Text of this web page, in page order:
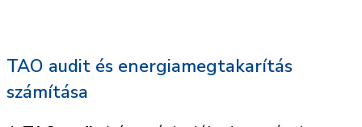
TAO audit és energiamegtakarítás
számítása